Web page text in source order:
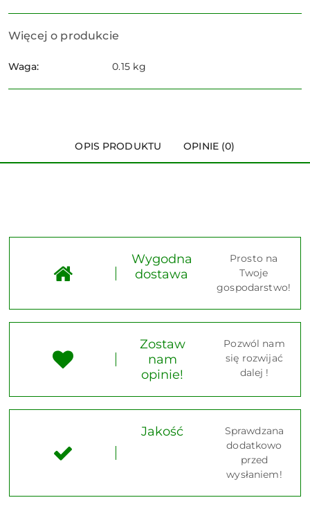
Więcej o produkcie
Waga: 0.15 kg
OPIS PRODUKTU OPINIE (0)
Wygodna
dostawa
Prosto na
Twoje
gospodarstwo!
Zostaw
nam
opinie!
Pozwól nam
się rozwijać
dalej !
Jakość
Sprawdzana
dodatkowo
przed
wysłaniem!